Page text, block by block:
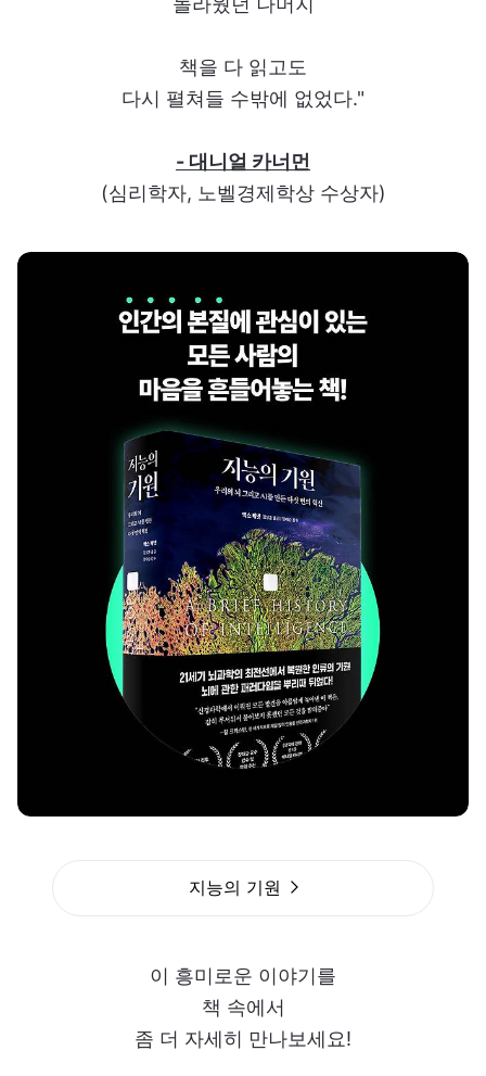
책을 다 읽고도
다시 펼쳐들 수밖에 없었다."
- 대니얼 카너먼
(심리학자, 노벨경제학상 수상자)
지능의 기원
이 흥미로운 이야기를
책 속에서
좀 더 자세히 만나보세요!